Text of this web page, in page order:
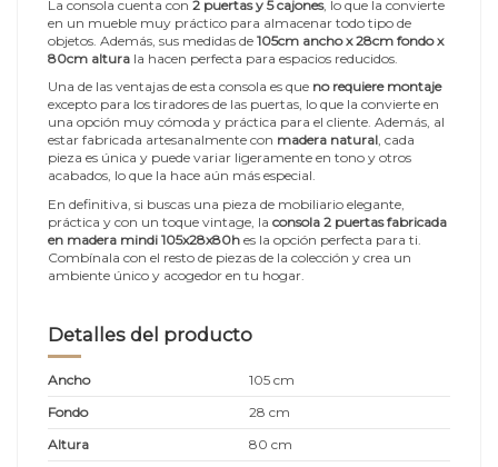
La consola cuenta con 2 puertas y 5 cajones, lo que la convierte
en un mueble muy práctico para almacenar todo tipo de
objetos. Además, sus medidas de 105cm ancho x 28cm fondo x
80cm altura la hacen perfecta para espacios reducidos.
Una de las ventajas de esta consola es que no requiere montaje
excepto para los tiradores de las puertas, lo que la convierte en
una opción muy cómoda y práctica para el cliente. Además, al
estar fabricada artesanalmente con madera natural, cada
pieza es única y puede variar ligeramente en tono y otros
acabados, lo que la hace aún más especial.
En definitiva, si buscas una pieza de mobiliario elegante,
práctica y con un toque vintage, la consola 2 puertas fabricada
en madera mindi 105x28x80h es la opción perfecta para ti.
Combínala con el resto de piezas de la colección y crea un
ambiente único y acogedor en tu hogar.
Detalles del producto
Ancho
105 cm
Fondo
28 cm
Altura
80 cm